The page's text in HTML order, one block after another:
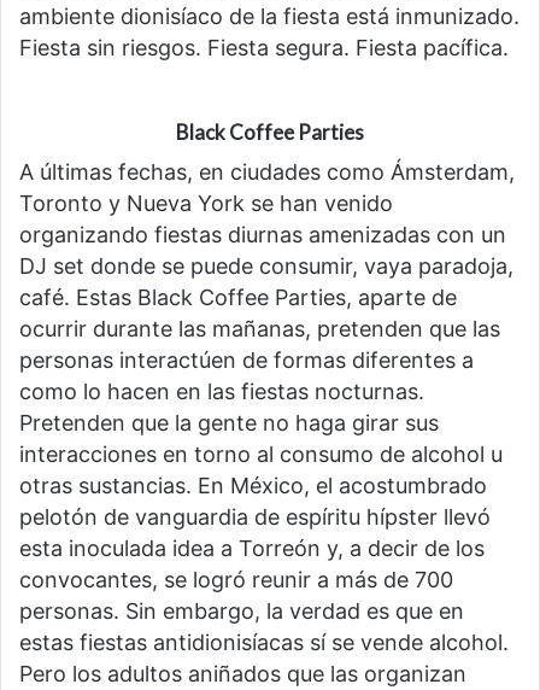
ambiente dionisíaco de la fiesta está inmunizado.
Fiesta sin riesgos. Fiesta segura. Fiesta pacífica.
Black Coffee Parties
A últimas fechas, en ciudades como Ámsterdam,
Toronto y Nueva York se han venido
organizando fiestas diurnas amenizadas con un
DJ set donde se puede consumir, vaya paradoja,
café. Estas Black Coffee Parties, aparte de
ocurrir durante las mañanas, pretenden que las
personas interactúen de formas diferentes a
como lo hacen en las fiestas nocturnas.
Pretenden que la gente no haga girar sus
interacciones en torno al consumo de alcohol u
otras sustancias. En México, el acostumbrado
pelotón de vanguardia de espíritu hípster llevó
esta inoculada idea a Torreón y, a decir de los
convocantes, se logró reunir a más de 700
personas. Sin embargo, la verdad es que en
estas fiestas antidionisíacas sí se vende alcohol.
Pero los adultos aniñados que las organizan